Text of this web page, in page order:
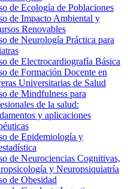
de Ecología de Poblaciones
de Impacto Ambiental y
Renovables
de Neurología Práctica para
de Electrocardiografía Básica
de Formación Docente en
Universitarias de Salud
de Mindfulness para
de la salud:
y aplicaciones
de Epidemiología y
de Neurociencias Cognitivas,
y Neuropsiquiatría
de Obesidad